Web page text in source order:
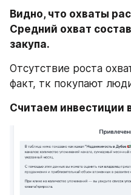
Видно, что охваты
Средний охват
закупа.
Отсутствие роста
факт, тк покупают
Считаем инвестиции